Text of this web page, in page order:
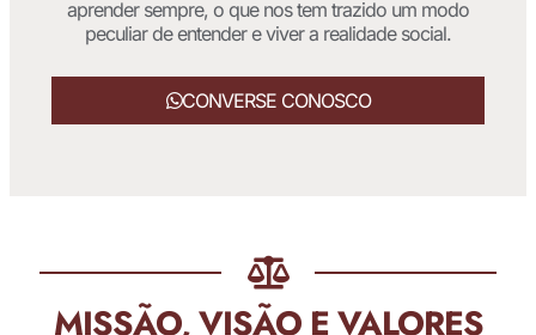
aprender sempre, o que nos tem trazido um modo
peculiar de entender e viver a realidade social.
CONVERSE CONOSCO
MISSÃO, VISÃO E VALORES